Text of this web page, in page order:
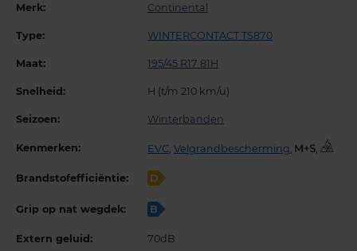
Merk: Continental
Type: WINTERCONTACT TS870
Maat: 195/45 R17 81H
Snelheid: H (t/m 210 km/u)
Seizoen: Winterbanden
Kenmerken: EVC Velgrandbescherming ,
Brandstofefficiëntie: D
Grip op nat wegdek: B
Extern geluid: 70dB